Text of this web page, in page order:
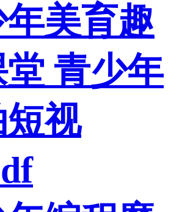
美育趣
青少年
视